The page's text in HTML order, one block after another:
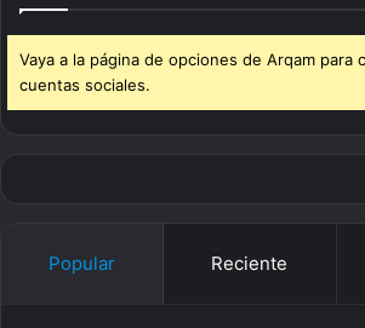
Vaya a la página de opciones de Arqam para
cuentas sociales.
Popular Reciente